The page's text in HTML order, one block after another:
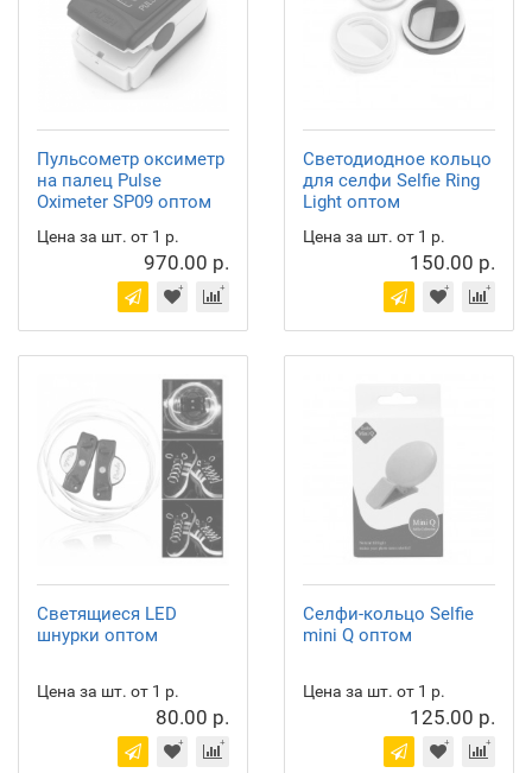
Пульсометр оксиметр
на палец Pulse
Oximeter SP09 оптом
Цена за шт. от 1 р.
970.00 р.
Светодиодное кольцо
для селфи Selfie Ring
Light оптом
Цена за шт. от 1 р.
150.00 р.
Светящиеся LED
шнурки оптом
Цена за шт. от 1 р.
80.00 р.
Селфи-кольцо Selfie
mini Q оптом
Цена за шт. от 1 р.
125.00 р.